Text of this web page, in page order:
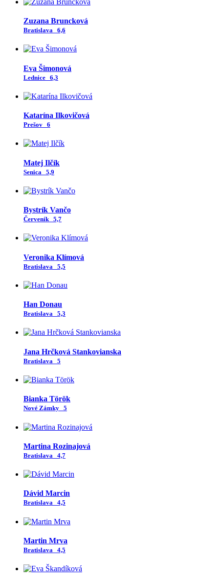
Zuzana Bruncková
Bratislava 6,6
Eva Šimonová
Lednice 6,3
Katarína Ilkovičová
Prešov 6
Matej Ilčík
Senica 5,9
Bystrík Vančo
Červeník 5,7
Veronika Klímová
Bratislava 5,5
Han Donau
Bratislava 5,3
Jana Hrčková Stankovianska
Bratislava 5
Bianka Török
Nové Zámky 5
Martina Rozinajová
Bratislava 4,7
Dávid Marcin
Bratislava 4,5
Martin Mrva
Bratislava 4,5